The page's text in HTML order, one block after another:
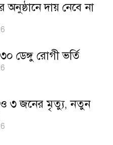
অনুষ্ঠানে দায় নেবে না
ডেঙ্গু রোগী ভর্তি
৩ জনের মৃত্যু, নতুন